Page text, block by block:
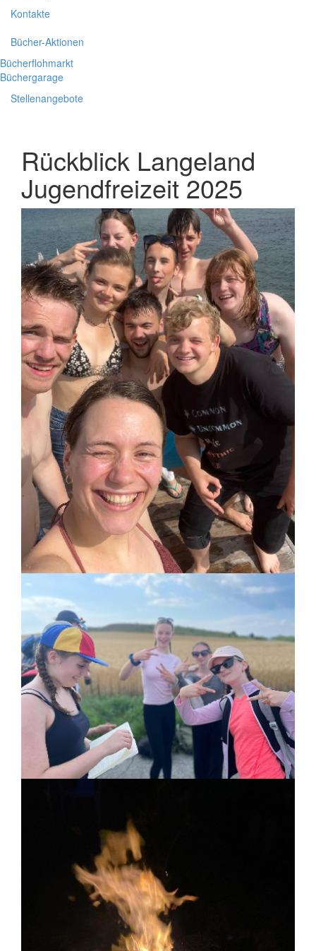
Kontakte
Bücher-Aktionen
Bücherflohmarkt
Büchergarage
Stellenangebote
Rückblick Langeland
Jugendfreizeit 2025